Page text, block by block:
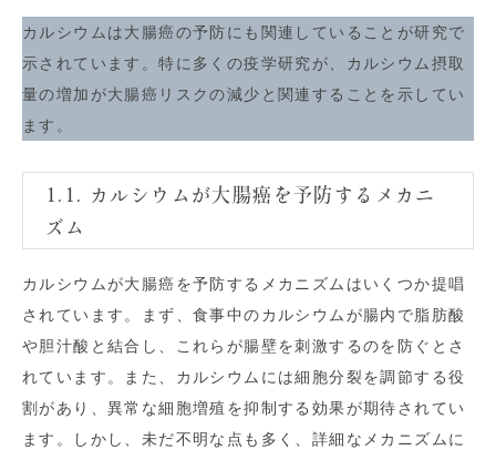
カルシウムは大腸癌の予防にも関連していることが研究で
示されています。特に多くの疫学研究が、カルシウム摂取
量の増加が大腸癌リスクの減少と関連することを示してい
ます。
1.1. カルシウムが大腸癌を予防するメカニ
ズム
カルシウムが大腸癌を予防するメカニズムはいくつか提唱
されています。まず、食事中のカルシウムが腸内で脂肪酸
や胆汁酸と結合し、これらが腸壁を刺激するのを防ぐとさ
れています。また、カルシウムには細胞分裂を調節する役
割があり、異常な細胞増殖を抑制する効果が期待されてい
ます。しかし、未だ不明な点も多く、詳細なメカニズムに